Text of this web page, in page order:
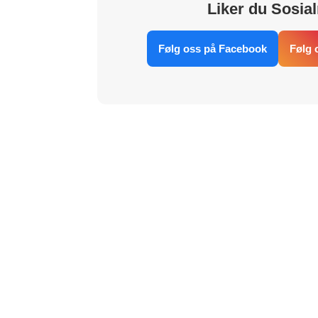
Liker du
Følg oss på Facebook Følg